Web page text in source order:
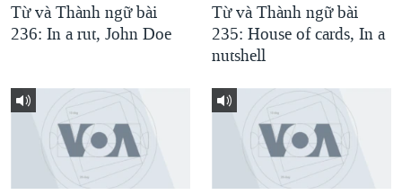
Từ và Thành ngữ bài
236: In a rut, John Doe
Từ và Thành ngữ bài
235: House of cards, In a
nutshell